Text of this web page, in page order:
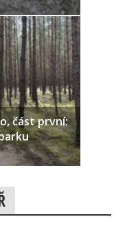
část první: